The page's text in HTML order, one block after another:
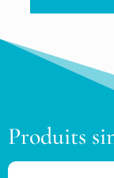
Produits